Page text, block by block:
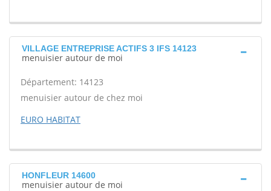
VILLAGE ENTREPRISE ACTIFS 3 IFS 14123
menuisier autour de moi
Département: 14123
menuisier autour de chez moi
EURO HABITAT
HONFLEUR 14600
menuisier autour de moi